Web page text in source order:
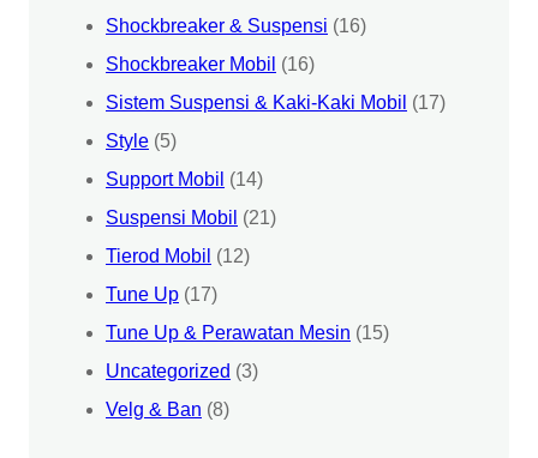
Shockbreaker & Suspensi (16)
Shockbreaker Mobil (16)
Sistem Suspensi & Kaki-Kaki Mobil (17)
Style (5)
Support Mobil (14)
Suspensi Mobil (21)
Tierod Mobil (12)
Tune Up (17)
Tune Up & Perawatan Mesin (15)
Uncategorized (3)
Velg & Ban (8)